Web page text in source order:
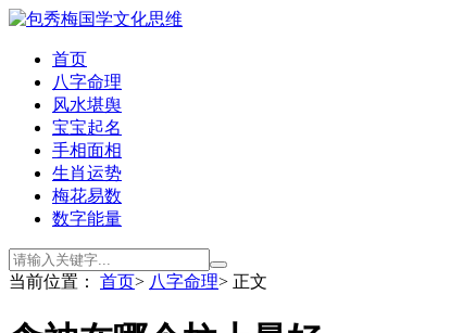
首页
八字命理
风水堪舆
宝宝起名
手相面相
生肖运势
梅花易数
数字能量
当前位置： 首页> 八字命理> 正文